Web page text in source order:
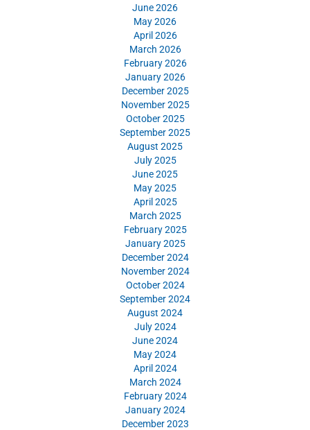
June 2026
May 2026
April 2026
March 2026
February 2026
January 2026
December 2025
November 2025
October 2025
September 2025
August 2025
July 2025
June 2025
May 2025
April 2025
March 2025
February 2025
January 2025
December 2024
November 2024
October 2024
September 2024
August 2024
July 2024
June 2024
May 2024
April 2024
March 2024
February 2024
January 2024
December 2023